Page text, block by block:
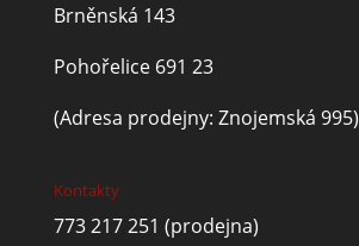
Brněnská 143
Pohořelice 691 23
(Adresa prodejny: Znojemská 995)
Kontakty
773 217 251 (prodejna)